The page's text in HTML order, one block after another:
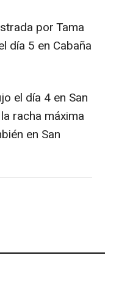
por Tama
día 5 en Cabaña
el día 4 en San
racha máxima
en San